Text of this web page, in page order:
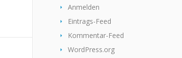
Anmelden
Eintrags-Feed
Kommentar-Feed
WordPress.org